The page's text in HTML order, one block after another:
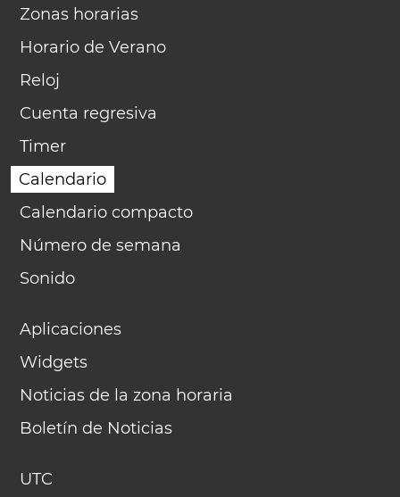
Zonas horarias
Horario de Verano
Reloj
Cuenta regresiva
Timer
Calendario
Calendario compacto
Número de semana
Sonido
Aplicaciones
Widgets
Noticias de la zona horaria
Boletín de Noticias
UTC